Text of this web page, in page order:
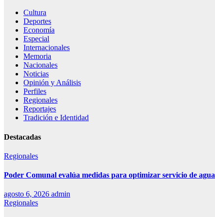
Cultura
Deportes
Economía
Especial
Internacionales
Memoria
Nacionales
Noticias
Opinión y Análisis
Perfiles
Regionales
Reportajes
Tradición e Identidad
Destacadas
Regionales
Poder Comunal evalúa medidas para optimizar servicio de agua
agosto 6, 2026 admin
Regionales